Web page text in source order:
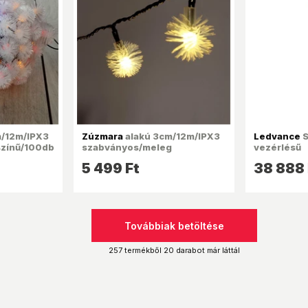
IPX3
100db
Zúzmaraalakú 3cm/12m/IPX3
szabványos/meleg
es/napelemes fényfüzér,
5 499 Ft
Ledvance
vezérlésű
kültéri LED
38 888
Továbbiak betöltése
257 termékből 20 darabot már láttál